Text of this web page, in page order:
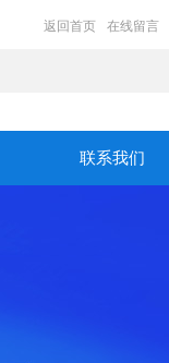
返回首页 在线留言
联系我们